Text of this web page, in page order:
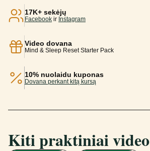
17K+ sekėjų
Facebook ir Instagram
Video dovana
Mind & Sleep Reset Starter Pack
10% nuolaidu kuponas
Dovana perkant kitą kursą
Kiti praktiniai video